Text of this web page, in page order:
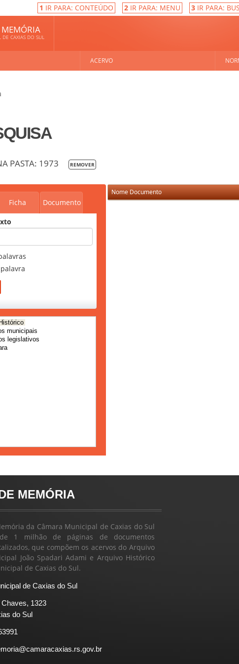
1 IR PARA: CONTEÚDO 2IR PARA: MENU 3IR PARA:
MEMÓRIA
CAXIAS DO SUL
ACERVO
PASTA: 1973 REMOVER
Ficha Documento
municipais
legislativos
Nome Documento
MEMÓRIA
da Câmara Municipal de Caxias do Sul
1 milhão de páginas de documentos
que compõem os acervos do Arquivo
João Spadari Adami e Arquivo Histórico
de Caxias do Sul.
de Caxias do Sul
Chaves, 1323
do Sul